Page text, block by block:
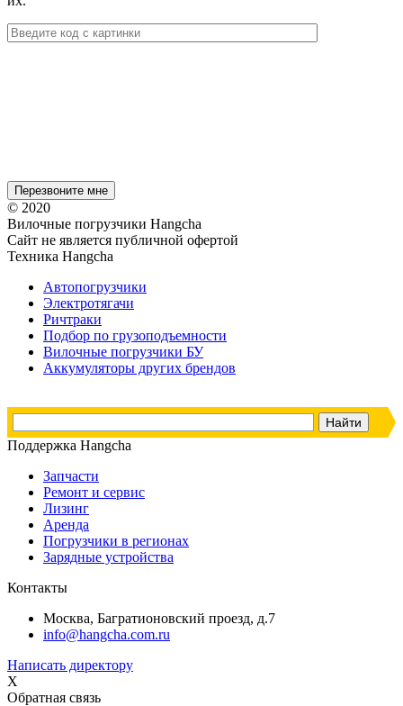
© 2020
Вилочные погрузчики Hangcha
Сайт не является публичной офертой
Техника Hangcha
Автопогрузчики
Электротягачи
Ричтраки
Подбор по грузоподъемности
Вилочные погрузчики БУ
Аккумуляторы других брендов
Поддержка Hangcha
Запчасти
Ремонт и сервис
Лизинг
Аренда
Погрузчики в регионах
Зарядные устройства
Контакты
Москва, Багратионовский проезд, д.7
info@hangcha.com.ru
Написать директору
X
Обратная связь